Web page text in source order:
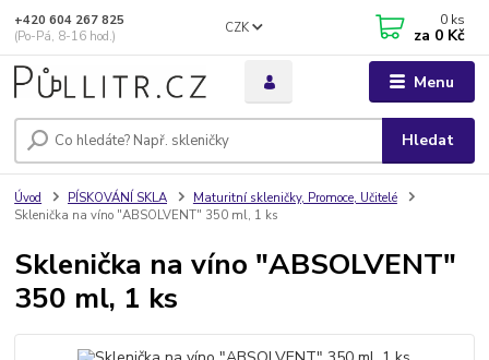
Menu
CZK
Hledat
+420 604 267 825
(Po-Pá, 8-16 hod.)
0 ks
za 0 Kč
Úvod PÍSKOVÁNÍ SKLA
Maturitní skleničky, Promoce, Učitelé
Sklenička na víno "ABSOLVENT" 350 ml, 1 ks
Sklenička na víno "ABSOLVENT"
350 ml, 1 ks